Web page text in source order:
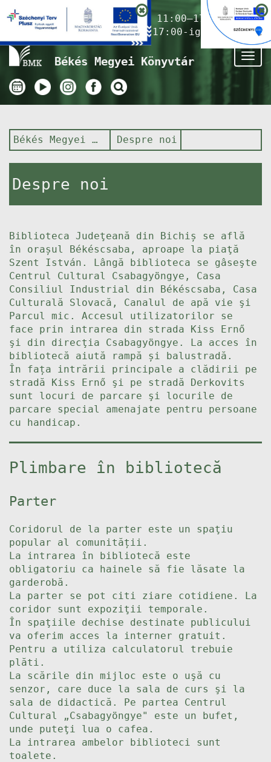
Nyitvatartás ma:11:00–17:00
(Gyermekkönyvtár 17:00-ig)
Békés Megyei Könyvtár
Békés Megyei Könyvtár Despre noi
Despre noi
Biblioteca Judeţeană din Bichiș se află
în orașul Békéscsaba, aproape la piaţă
Szent István. Lângă biblioteca se gâseşte
Centrul Cultural Csabagyöngye, Casa
Consiliul Industrial din Békéscsaba, Casa
Culturală Slovacă, Canalul de apă vie şi
Parcul mic. Accesul utilizatorilor se
face prin intrarea din strada Kiss Ernő
şi din direcţia Csabagyöngye. La acces în
bibliotecă aiută rampă și balustradă.
În fața intrării principale a clădirii pe
stradă Kiss Ernő şi pe stradă Derkovits
sunt locuri de parcare şi locurile de
parcare special amenajate pentru persoane
cu handicap.
Plimbare în bibliotecă
Parter
Coridorul de la parter este un spaţiu
popular al comunității.
La intrarea în bibliotecă este
obligatoriu ca hainele să fie lăsate la
garderobă.
La parter se pot citi ziare cotidiene. La
coridor sunt expoziţii temporale.
În spaţiile dechise destinate publicului
va oferim acces la interner gratuit.
Pentru a utiliza calculatorul trebuie
plăti.
La scările din mijloc este o uşă cu
senzor, care duce la sala de curs şi la
sala de didactică. Pe partea Centrul
Cultural „Csabagyöngye" este un bufet,
unde puteţi lua o cafea.
La intrarea ambelor biblioteci sunt
toalete.